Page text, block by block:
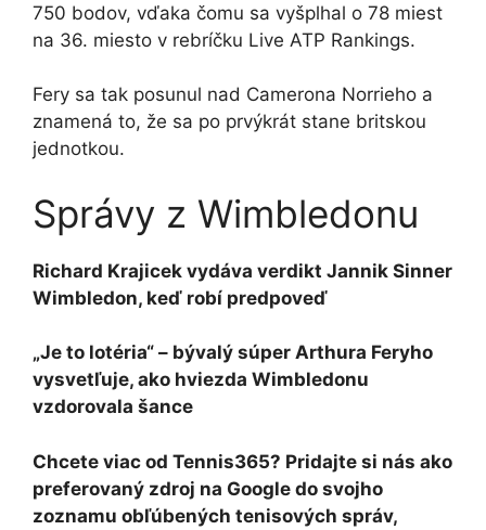
750 bodov, vďaka čomu sa vyšplhal o 78 miest
na 36. miesto v rebríčku Live ATP Rankings.
Fery sa tak posunul nad Camerona Norrieho a
znamená to, že sa po prvýkrát stane britskou
jednotkou.
Správy z Wimbledonu
Richard Krajicek vydáva verdikt Jannik Sinner
Wimbledon, keď robí predpoveď
„Je to lotéria“ – bývalý súper Arthura Feryho
vysvetľuje, ako hviezda Wimbledonu
vzdorovala šance
Chcete viac od Tennis365? Pridajte si nás ako
preferovaný zdroj na Google do svojho
zoznamu obľúbených tenisových správ,